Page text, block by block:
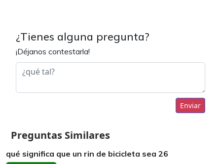
¿Tienes alguna pregunta?
¡Déjanos contestarla!
Enviar
Preguntas Similares
qué significa que un rin de bicicleta sea 26